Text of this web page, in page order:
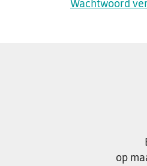
Wachtwoord
op